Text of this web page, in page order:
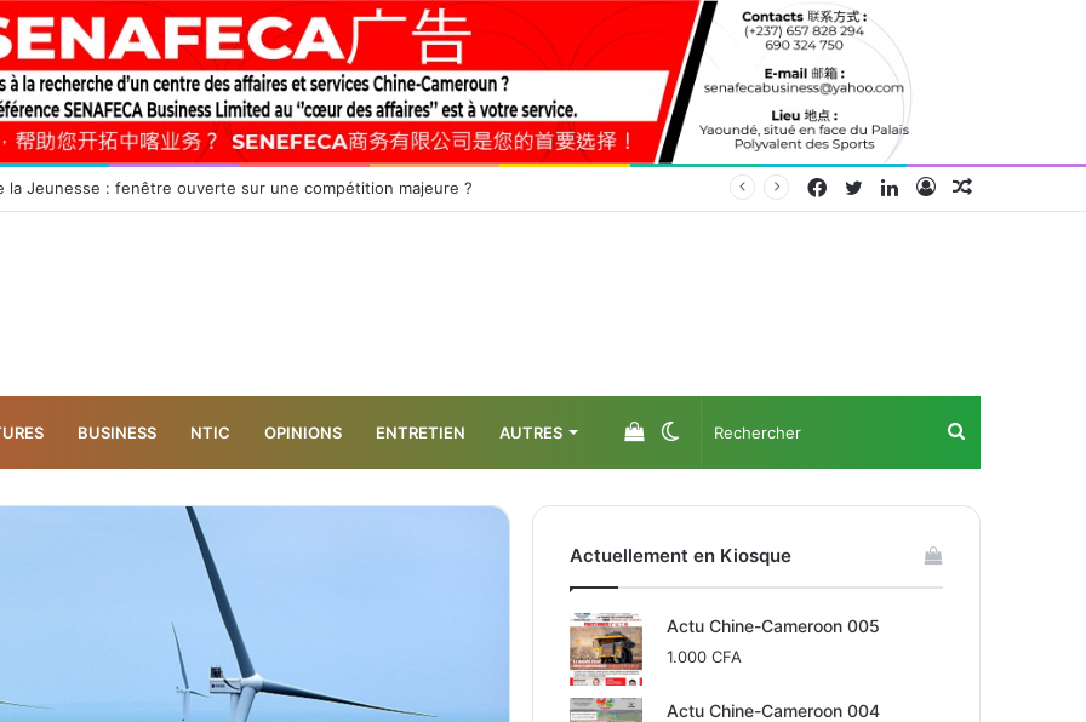
olympique sur le continent africain approche à grands pas… Connexion
Linkedin
Twitter
Facebook
BUSINESS NTIC OPINIONS ENTRETIEN AUTRES Switch
skin
Voir
votre
Actuellement en Kiosque
Actu Chine-Cameroon 005
1.000CFA
Actu Chine-Cameroon 004